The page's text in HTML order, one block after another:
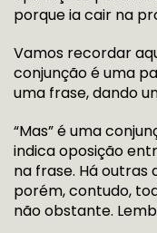
porque ia cair na
Vamos recordar
conjunção é uma
uma frase, dando
“Mas” é uma
indica oposição
na frase. Há outras
porém, contudo,
não obstante.